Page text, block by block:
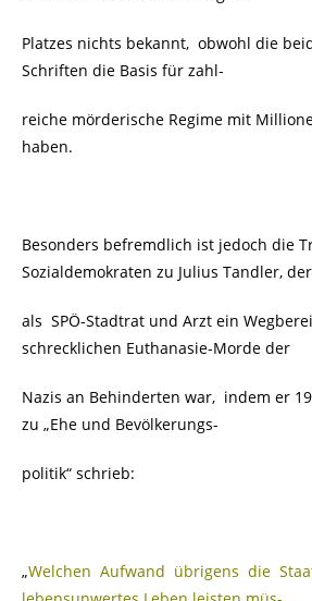
Platzes nichts bekannt, obwohl die
Schriften die Basis für zahl-
reiche mörderische Regime mit
haben.
Besonders befremdlich ist jedoch die
Sozialdemokraten zu Julius Tandler, der
als SPÖ-Stadtrat und Arzt ein
schrecklichen Euthanasie-Morde der
Nazis an Behinderten war, indem er
zu „Ehe und Bevölkerungs-
politik“ schrieb:
„Welchen Aufwand übrigens die